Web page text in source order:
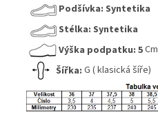
Podšívka: Syntetika
Stélka: Syntetika
Výška podpatku: 5Cm
Šířka: G ( klasická šíře)